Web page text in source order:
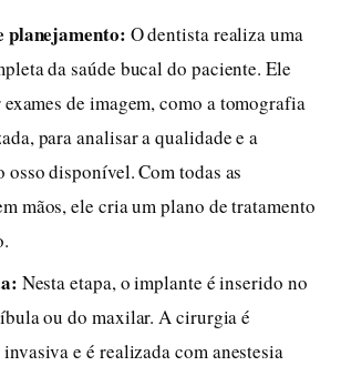
planejamento: O dentista realiza uma
da saúde bucal do paciente. Ele
de imagem, como a tomografia
para analisar a qualidade e a
osso disponível. Com todas as
mãos, ele cria um plano de tratamento
Nesta etapa, o implante é inserido no
ou do maxilar. A cirurgia é
e é realizada com anestesia